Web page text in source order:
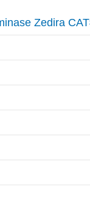
Serotec
Zedira